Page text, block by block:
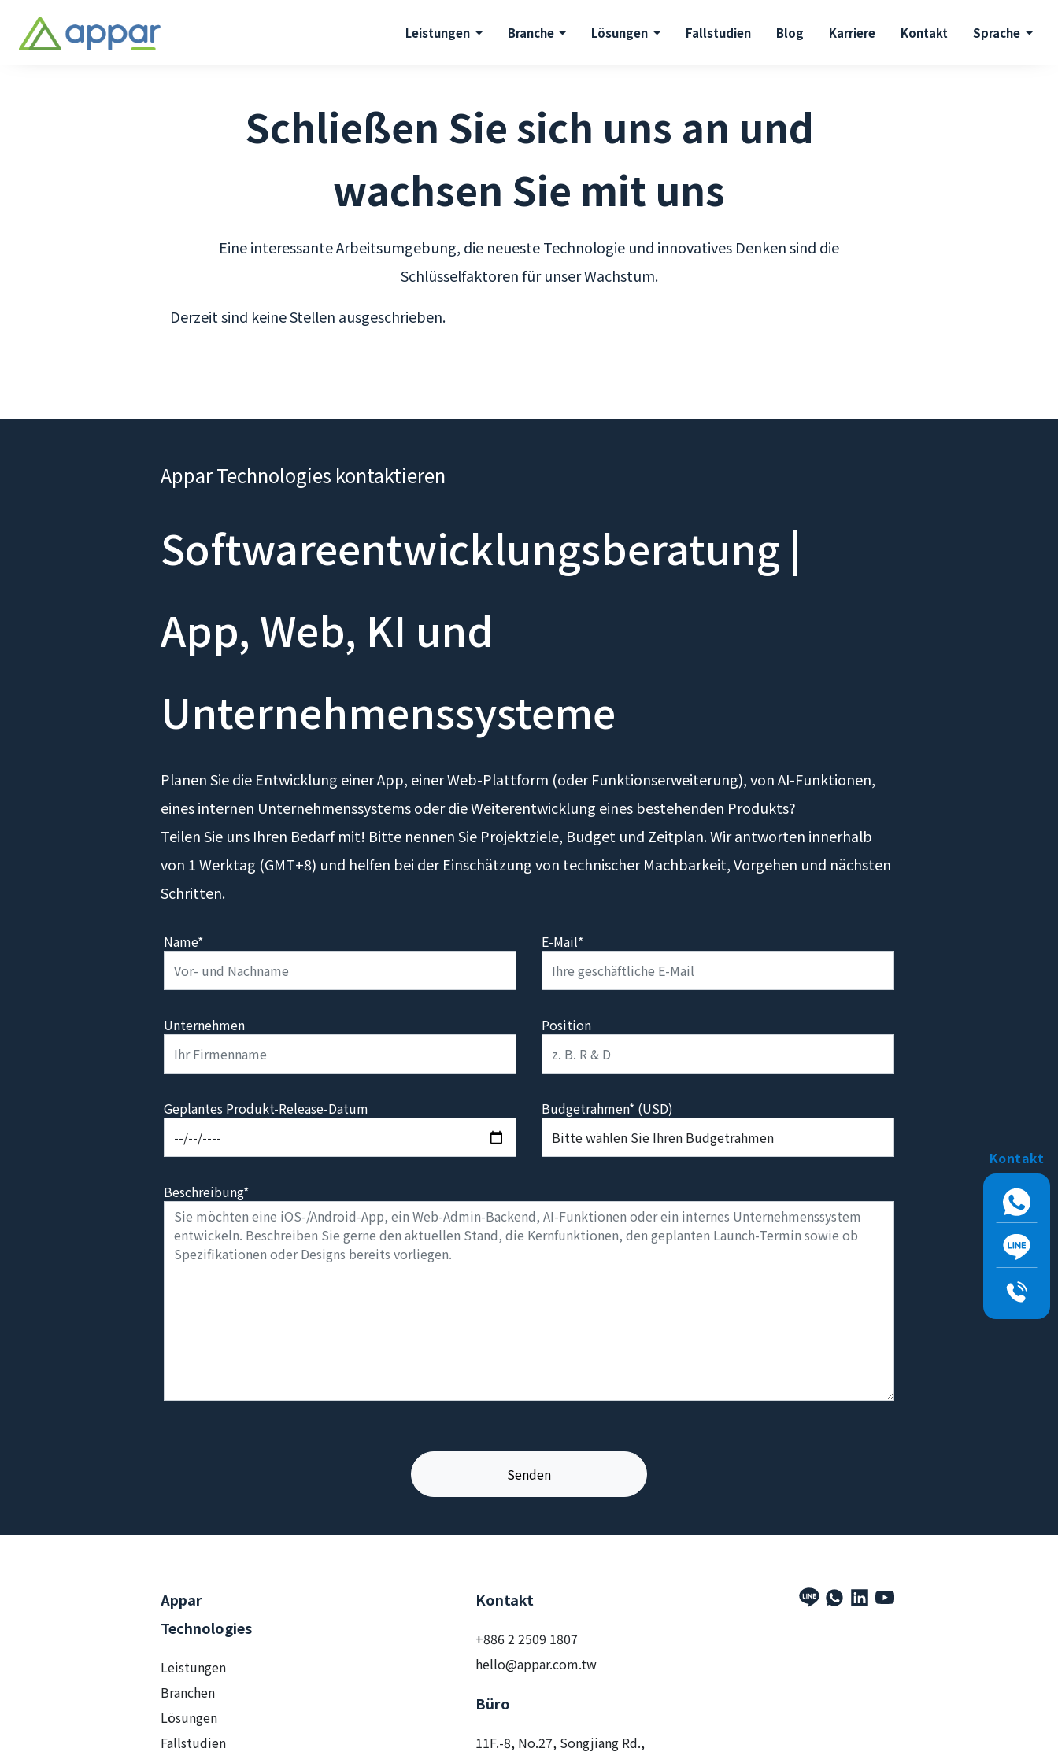
Leistungen Branche Lösungen Fallstudien Blog Karriere Kontakt Sprache
Schließen Sie sich uns an und
wachsen Sie mit uns
Eine interessante Arbeitsumgebung, die neueste Technologie und innovatives Denken sind die
Schlüsselfaktoren für unser Wachstum.
Derzeit sind keine Stellen ausgeschrieben.
Kontakt
Appar Technologies kontaktieren
Softwareentwicklungsberatung |
App, Web, KI und
Unternehmenssysteme
Planen Sie die Entwicklung einer App, einer Web-Plattform (oder Funktionserweiterung), von AI-Funktionen,
eines internen Unternehmenssystems oder die Weiterentwicklung eines bestehenden Produkts?
Teilen Sie uns Ihren Bedarf mit! Bitte nennen Sie Projektziele, Budget und Zeitplan. Wir antworten innerhalb
von 1 Werktag (GMT+8) und helfen bei der Einschätzung von technischer Machbarkeit, Vorgehen und nächsten
Schritten.
Name* E-Mail*
Unternehmen Position
Geplantes Produkt-Release-Datum Budgetrahmen* (USD)
Beschreibung*
Appar
Technologies
Leistungen
Branchen
Lösungen
Fallstudien
Kontakt
+886 2 2509 1807
hello@appar.com.tw
Büro
11F.-8, No.27, Songjiang Rd.,